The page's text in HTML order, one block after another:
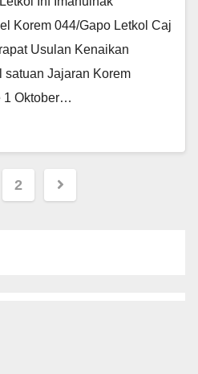
Korem 044/Gapo Letkol Caj
Usulan Kenaikan
satuan Jajaran Korem
1 Oktober…
2